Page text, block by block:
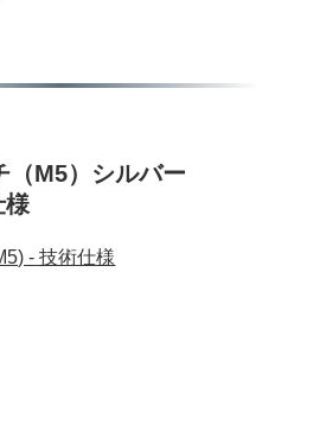
M5）シルバー
様
- 技術仕様